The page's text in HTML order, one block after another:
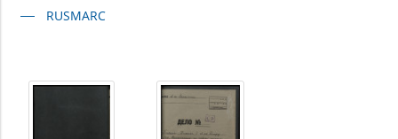
RUSMARC